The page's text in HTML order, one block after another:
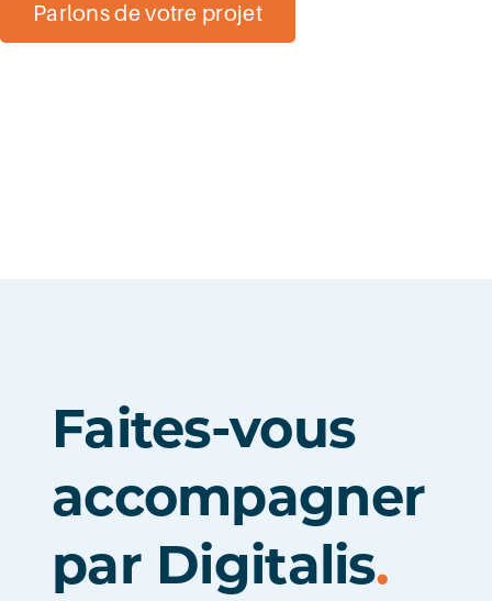
Parlons de votre projet
Faites-vous
accompagner
par Digitalis.